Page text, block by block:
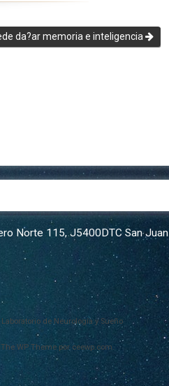
da?ar memoria e inteligencia
Norte 115, J5400DTC San Juan
de Neurología y Sueño
The WP Theme por ceewp.com.